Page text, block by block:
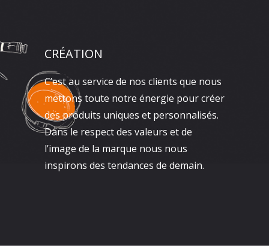
CRÉATION
C’est au service de nos clients que nous
mettons toute notre énergie pour créer
des produits uniques et personnalisés.
Dans le respect des valeurs et de
l’image de la marque nous nous
inspirons des tendances de demain.